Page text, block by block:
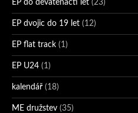
EP do devatenácti let (23)
EP dvojic do 19 let (12)
EP flat track (1)
EP U24 (1)
kalendář (18)
ME družstev (35)